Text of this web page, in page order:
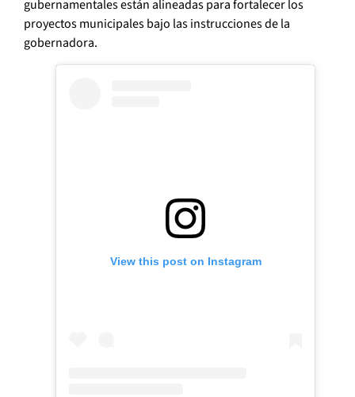
gubernamentales están alineadas para fortalecer los
proyectos municipales bajo las instrucciones de la
gobernadora.
View this post on Instagram